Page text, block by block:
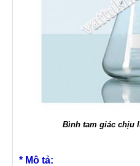
Bình tam giác chịu
* Mô tả: